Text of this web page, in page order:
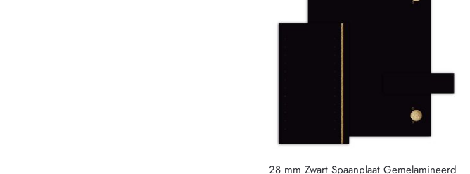
28 mm Zwart Spaanplaat Gemelamineerd